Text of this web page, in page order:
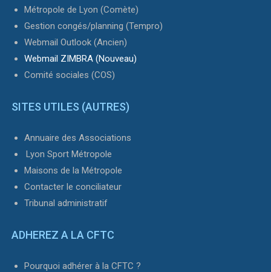
Métropole de Lyon (Comète)
Gestion congés/planning (Tempro)
Webmail Outlook (Ancien)
Webmail ZIMBRA (Nouveau)
Comité sociales (COS)
SITES UTILES (AUTRES)
Annuaire des Associations
Lyon Sport Métropole
Maisons de la Métropole
Contacter le conciliateur
Tribunal administratif
ADHEREZ A LA CFTC
Pourquoi adhérer à la CFTC ?